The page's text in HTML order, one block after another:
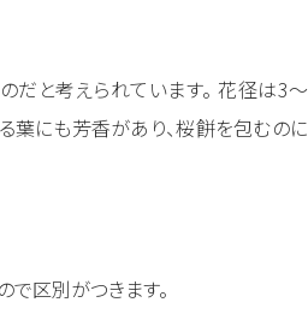
だと考えられています。 花径は3～
葉にも芳香があり、桜餅を包むのに
で区別がつきます。